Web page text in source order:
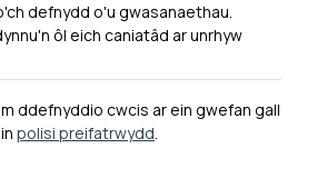
ein llinell ffôn ar agor rhwng 10yb-
defnydd o'u gwasanaethau.
ôl eich caniatâd ar unrhyw
ddefnyddio cwcis ar ein gwefan gall
polisi preifatrwydd.